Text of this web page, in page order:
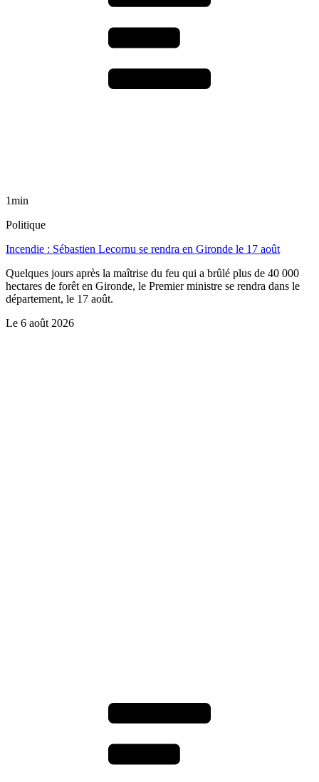
1min
Politique
Incendie : Sébastien Lecornu se rendra en Gironde le 17 août
Quelques jours après la maîtrise du feu qui a brûlé plus de 40 000
hectares de forêt en Gironde, le Premier ministre se rendra dans le
département, le 17 août.
Le 6 août 2026